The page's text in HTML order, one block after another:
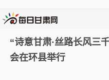
“诗意甘肃·丝路长风三
会在环县举行